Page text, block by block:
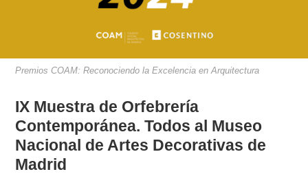
Premios COAM: Reconociendo la Excelencia en Arquitectura
IX Muestra de Orfebrería
Contemporánea. Todos al Museo
Nacional de Artes Decorativas de
Madrid